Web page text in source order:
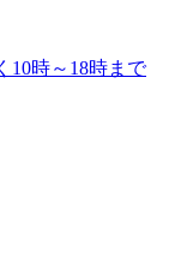
10時～18時まで